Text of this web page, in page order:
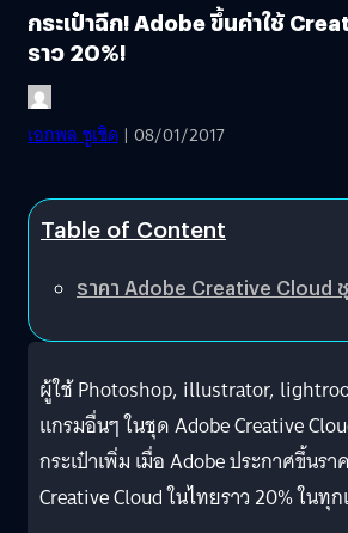
กระเป๋าฉีก! Adobe ขึ้นค่าใช้
ราว 20%!
เอกพล ชูเชิด | 08/01/2017
Table of Content
ราคา Adobe Creative Cloud
ผู้ใช้ Photoshop, illustrator,
แกรมอื่นๆ ในชุด Adobe Creative
กระเป๋าเพิ่ม เมื่อ Adobe ประกาศขึ้นร
Creative Cloud ในไทยราว 20% ในทุ